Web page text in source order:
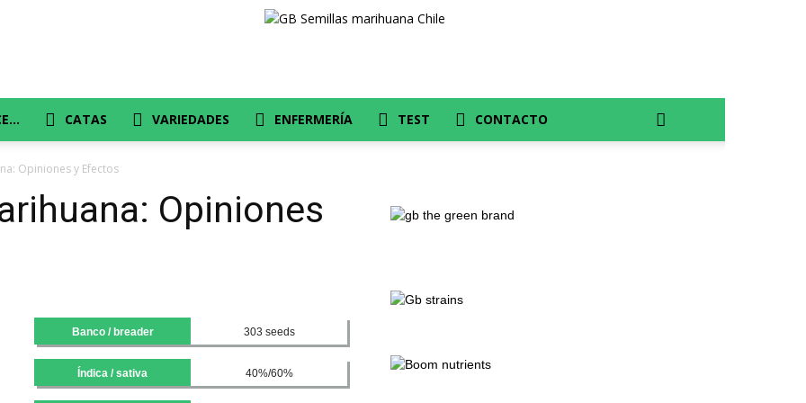
CATAS VARIEDADES ENFERMERÍA TEST CONTACTO
Opiniones y Efectos
Opiniones
Banco / breader 303 seeds
Índica / sativa 40%/60%